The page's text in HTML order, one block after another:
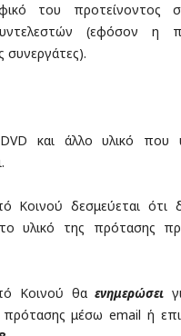
του προτείνοντος
(εφόσον η
συνεργάτες).
και άλλο υλικό που
Κοινού δεσμεύεται ότι
το υλικό της πρότασης
Κοινού θαενημερώσει
πρότασης μέσωemail ή